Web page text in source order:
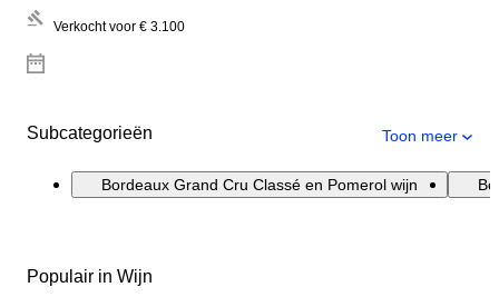
Verkocht voor € 3.100
Subcategorieën Toon meer
Bordeaux Grand Cru Classé en Pomerol wijn
Populair in Wijn